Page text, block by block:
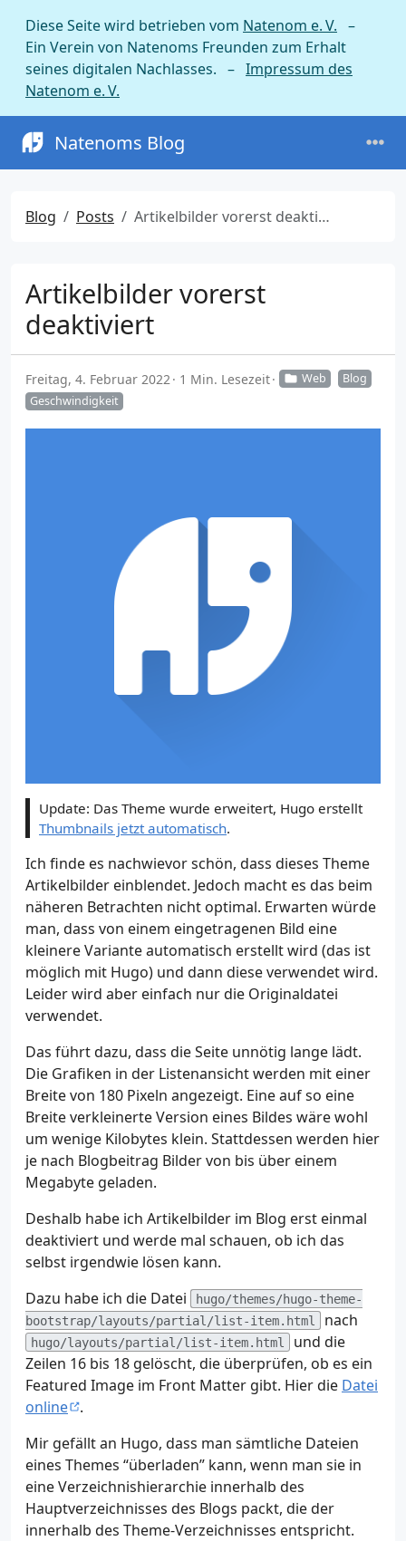
Diese Seite wird betrieben vom Natenom e. V. –
Ein Verein von Natenoms Freunden zum Erhalt
seines digitalen Nachlasses. – Impressum des
Natenom e. V.
Natenoms Blog
Blog Posts Artikelbilder vorerst deaktiviert
Artikelbilder vorerst
deaktiviert
Freitag, 4. Februar 2022 1 Min. Lesezeit Web
Blog
Geschwindigkeit
Update: Das Theme wurde erweitert, Hugo erstellt
Thumbnails jetzt automatisch.
Ich finde es nachwievor schön, dass dieses Theme
Artikelbilder einblendet. Jedoch macht es das beim
näheren Betrachten nicht optimal. Erwarten würde
man, dass von einem eingetragenen Bild eine
kleinere Variante automatisch erstellt wird (das ist
möglich mit Hugo) und dann diese verwendet wird.
Leider wird aber einfach nur die Originaldatei
verwendet.
Das führt dazu, dass die Seite unnötig lange lädt.
Die Grafiken in der Listenansicht werden mit einer
Breite von 180 Pixeln angezeigt. Eine auf so eine
Breite verkleinerte Version eines Bildes wäre wohl
um wenige Kilobytes klein. Stattdessen werden hier
je nach Blogbeitrag Bilder von bis über einem
Megabyte geladen.
Deshalb habe ich Artikelbilder im Blog erst einmal
deaktiviert und werde mal schauen, ob ich das
selbst irgendwie lösen kann.
Dazu habe ich die Datei
hugo/themes/hugo-theme-
bootstrap/layouts/partial/list-item.html
nach
hugo/layouts/partial/list-item.html
und die
Zeilen 16 bis 18 gelöscht, die überprüfen, ob es ein
Featured Image im Front Matter gibt. Hier die Datei
online
.
Mir gefällt an Hugo, dass man sämtliche Dateien
eines Themes “überladen” kann, wenn man sie in
eine Verzeichnishierarchie innerhalb des
Hauptverzeichnisses des Blogs packt, die der
innerhalb des Theme-Verzeichnisses entspricht.